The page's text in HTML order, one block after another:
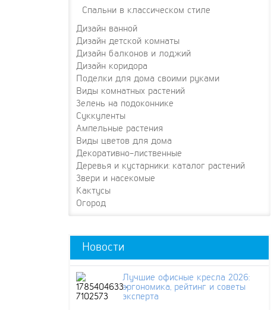
Спальни в классическом стиле
Дизайн ванной
Дизайн детской комнаты
Дизайн балконов и лоджий
Дизайн коридора
Поделки для дома своими руками
Виды комнатных растений
Зелень на подоконнике
Суккуленты
Ампельные растения
Виды цветов для дома
Декоративно-лиственные
Деревья и кустарники: каталог растений
Звери и насекомые
Кактусы
Огород
Новости
Лучшие офисные кресла 2026:
эргономика, рейтинг и советы
эксперта